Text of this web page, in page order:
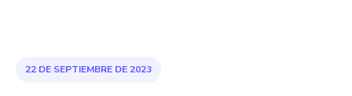
22 DE SEPTIEMBRE DE 2023